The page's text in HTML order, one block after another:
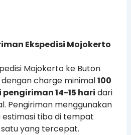
Ekspedisi Mojokerto
Mojokerto ke Buton
dengan charge minimal100
14-15 hari dari
Pengiriman menggunakan
estimasi tiba di tempat
yang tercepat.